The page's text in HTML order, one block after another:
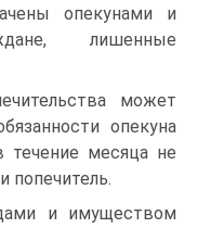
опекунами и
лишенные
может
опекуна
течение месяца не
попечитель.
и имуществом